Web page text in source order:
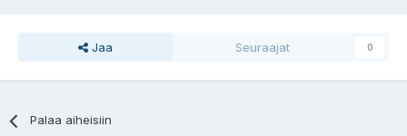
Jaa Seuraajat 0
Palaa aiheisiin